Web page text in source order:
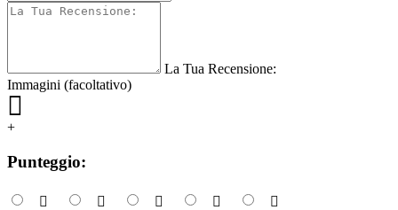
La Tua Recensione:
Immagini (facoltativo)
+
Punteggio: